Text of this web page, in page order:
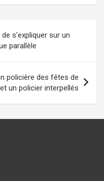
e
gr
a
m
ta
er
s’expliquer sur un
parallèle
policière des fêtes de
un policier interpellés